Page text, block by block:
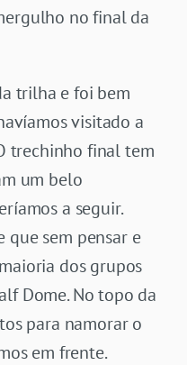
no final da
trilha e foi bem
visitado a
trechinho final tem
um belo
a seguir.
que sem pensar e
dos grupos
Dome. No topo da
para namorar o
em frente.